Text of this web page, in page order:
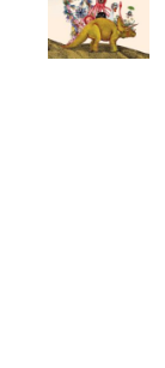
CISTELLA
/
DETALLS